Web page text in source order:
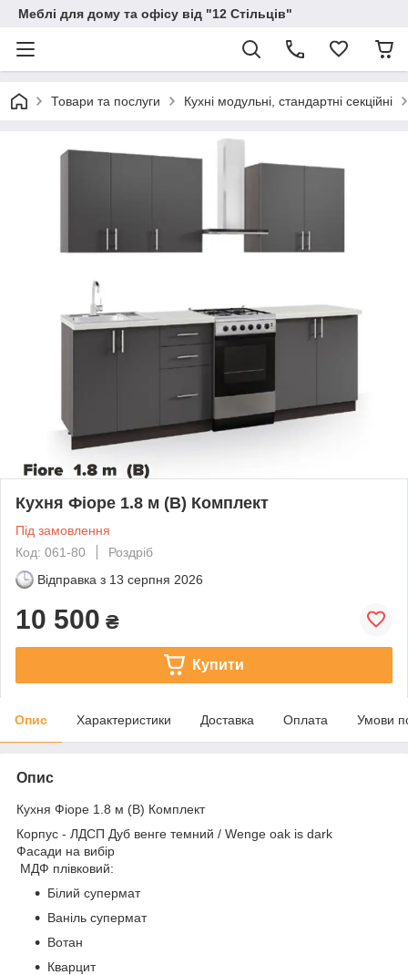
Меблі для дому та офісу від "12 Стільців"
Товари та послуги Кухні модульні, стандартні секційні
Кухня Фіоре 1.8 м (В) Комплект
Під замовлення
Код: 061-80
Роздріб
Відправка з 13 серпня 2026
10 500 ₴
Купити
Опис Характеристики Доставка Оплата Умови
Опис
Кухня Фіоре 1.8 м (В) Комплект
Корпус - ЛДСП Дуб венге темний / Wenge oak is dark
Фасади на вибір
МДФ плівковий:
Білий супермат
Ваніль супермат
Вотан
Кварцит